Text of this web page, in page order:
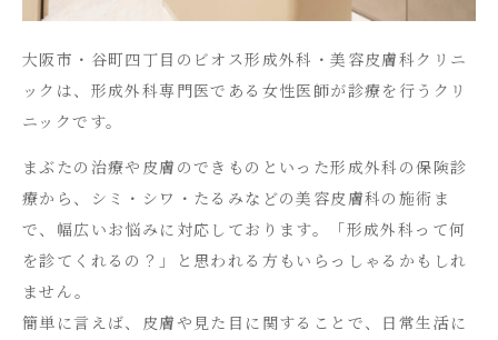
大阪市・谷町四丁目のビオス形成外科・美容皮膚科クリニ
ックは、形成外科専門医である女性医師が診療を行うクリ
ニックです。
まぶたの治療や皮膚のできものといった形成外科の保険診
療から、シミ・シワ・たるみなどの美容皮膚科の施術ま
で、幅広いお悩みに対応しております。「形成外科って何
を診てくれるの？」と思われる方もいらっしゃるかもしれ
ません。
簡単に言えば、皮膚や見た目に関することで、日常生活に